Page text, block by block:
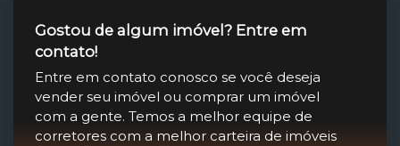
Gostou de algum imóvel? Entre em
contato!
Entre em contato conosco se você deseja
vender seu imóvel ou comprar um imóvel
com a gente. Temos a melhor equipe de
corretores com a melhor carteira de imóveis